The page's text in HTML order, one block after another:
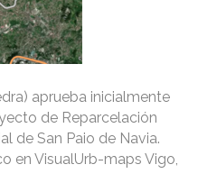
aprueba inicialmente
de Reparcelación
de San Paio de Navia.
en VisualUrb-maps Vigo,